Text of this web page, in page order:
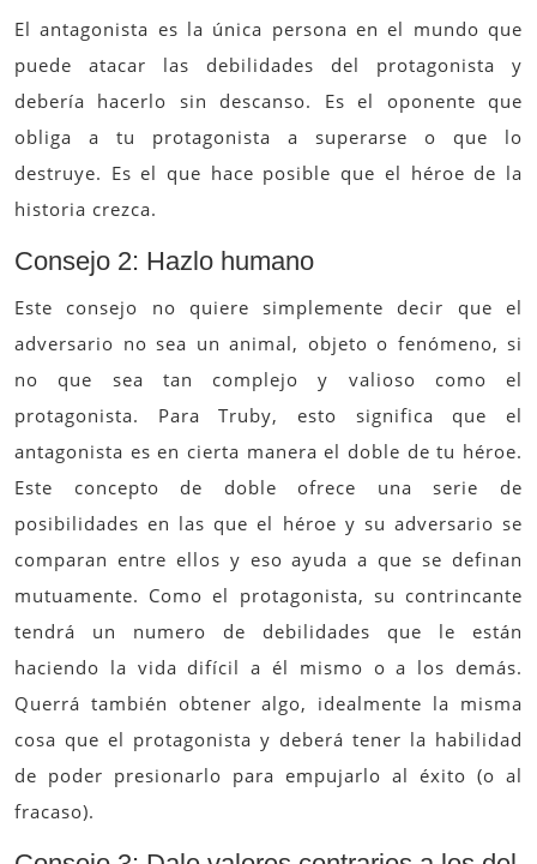
El antagonista es la única persona en el mundo que
puede atacar las debilidades del protagonista y
debería hacerlo sin descanso. Es el oponente que
obliga a tu protagonista a superarse o que lo
destruye. Es el que hace posible que el héroe de la
historia crezca.
Consejo 2: Hazlo humano
Este consejo no quiere simplemente decir que el
adversario no sea un animal, objeto o fenómeno, si
no que sea tan complejo y valioso como el
protagonista. Para Truby, esto significa que el
antagonista es en cierta manera el doble de tu héroe.
Este concepto de doble ofrece una serie de
posibilidades en las que el héroe y su adversario se
comparan entre ellos y eso ayuda a que se definan
mutuamente. Como el protagonista, su contrincante
tendrá un numero de debilidades que le están
haciendo la vida difícil a él mismo o a los demás.
Querrá también obtener algo, idealmente la misma
cosa que el protagonista y deberá tener la habilidad
de poder presionarlo para empujarlo al éxito (o al
fracaso).